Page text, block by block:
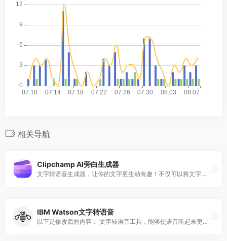
相关导航
Clipchamp AI旁白生成器
文字转语音生成器，让你的文字更生动有趣！不仅可以将文字转化为声音，还能让标点符号发挥出独特的作用。快来体验吧！
IBM Watson文字转语音
以下是修改后的内容： 文字转语音工具，能够使语音听起来更加自然，甚至可以满足个人需求的定制特点。